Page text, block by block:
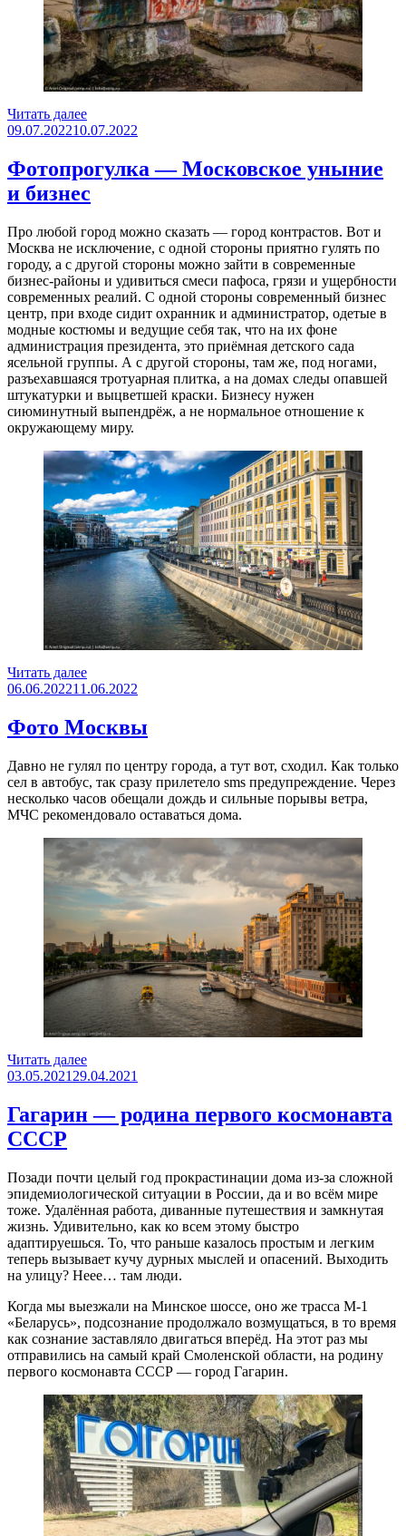
Читать далее«Уличные
художники
заброшенной
дороге»
Опубликовано
09.07.202210.07.2022
Фотопрогулка — Московское уныние
и бизнес
Про любой город можно сказать — город контрастов. Вот и
Москва не исключение, с одной стороны приятно гулять по
городу, а с другой стороны можно зайти в современные
бизнес-районы и удивиться смеси пафоса, грязи и ущербности
современных реалий. С одной стороны современный бизнес
центр, при входе сидит охранник и администратор, одетые в
модные костюмы и ведущие себя так, что на их фоне
администрация президента, это приёмная детского сада
ясельной группы. А с другой стороны, там же, под ногами,
разъехавшаяся тротуарная плитка, а на домах следы опавшей
штукатурки и выцветшей краски. Бизнесу нужен
сиюминутный выпендрёж, а не нормальное отношение к
окружающему миру.
Читать далее«Фотопрогулка
—
и
Опубликовано
06.06.202211.06.2022
Фото Москвы
Давно не гулял по центру города, а тут вот, сходил. Как только
сел в автобус, так сразу прилетело sms предупреждение. Через
несколько часов обещали дождь и сильные порывы ветра,
МЧС рекомендовало оставаться дома.
Читать далее«Фото
Москвы»
Опубликовано
03.05.2021 29.04.2021
Гагарин — родина первого космонавта
СССР
Позади почти целый год прокрастинации дома из-за сложной
эпидемиологической ситуации в России, да и во всём мире
тоже. Удалённая работа, диванные путешествия и замкнутая
жизнь. Удивительно, как ко всем этому быстро
адаптируешься. То, что раньше казалось простым и легким
теперь вызывает кучу дурных мыслей и опасений. Выходить
на улицу? Неее… там люди.
Когда мы выезжали на Минское шоссе, оно же трасса М-1
«Беларусь», подсознание продолжало возмущаться, в то время
как сознание заставляло двигаться вперёд. На этот раз мы
отправились на самый край Смоленской области, на родину
первого космонавта СССР — город Гагарин.